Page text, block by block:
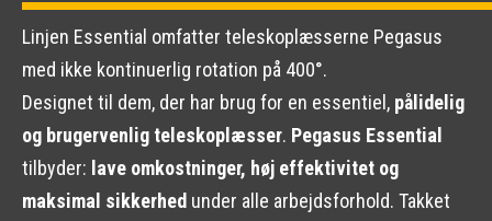
Linjen Essential omfatter teleskoplæsserne Pegasus
med ikke kontinuerlig rotation på 400°.
Designet til dem, der har brug for en essentiel, pålidelig
og brugervenlig teleskoplæsser. Pegasus Essential
tilbyder: lave omkostninger, høj effektivitet og
maksimal sikkerhed under alle arbejdsforhold. Takket